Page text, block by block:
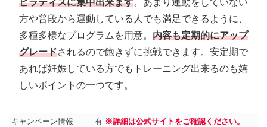
ピラティスに集中出来ます。あまり運動をしていない
方や普段から運動している人でも満足できるように、
多種多様なプログラムを用意。 内容も定期的にアップ
グレードされるので飽きずに挑戦できます。安定期で
あれば妊娠している方でもトレーニング出来るのも嬉
しいポイントの一つです。
キャンペーン情報 有 ※詳細は公式サイトをご確認ください。